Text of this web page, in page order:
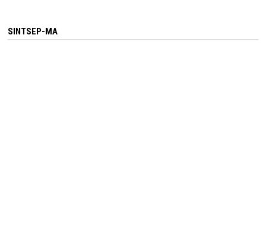
SINTSEP-MA